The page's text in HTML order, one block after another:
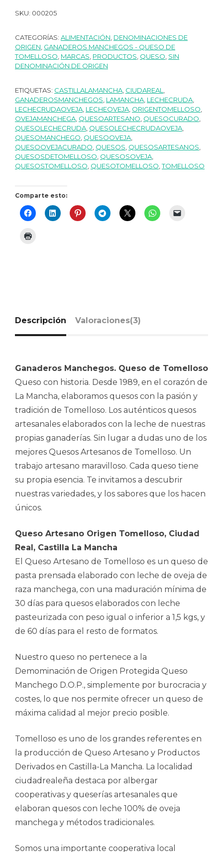
SKU: 000205
CATEGORÍAS: ALIMENTACIÓN, DENOMINACIONES DE
ORIGEN, GANADEROS MANCHEGOS - QUESO DE
TOMELLOSO, MARCAS, PRODUCTOS, QUESO, SIN
DENOMINACIÓN DE ORIGEN
ETIQUETAS: CASTILLALAMANCHA, CIUDAREAL,
GANADEROSMANCHEGOS, LAMANCHA, LECHECRUDA,
LECHECRUDAOVEJA, LECHEOVEJA, ORIGENTOMELLOSO,
OVEJAMANCHEGA, QUESOARTESANO, QUESOCURADO,
QUESOLECHECRUDA, QUESOLECHECRUDAOVEJA,
QUESOMANCHEGO, QUESOOVEJA,
QUESOOVEJACURADO, QUESOS, QUESOSARTESANOS,
QUESOSDETOMELLOSO, QUESOSOVEJA,
QUESOSTOMELLOSO, QUESOTOMELLOSO,TOMELLOSO
Comparte esto:
Descripción Valoraciones(3)
Ganaderos Manchegos. Queso de Tomelloso
Queso con historia. Desde 1989, en el corazón de
La Mancha, elaboramos quesos con la pasión y
tradición de Tomelloso. Los auténticos quesos
artesanales elaborados con la leche de nuestras
propias ganaderías. Sin lugar a dudas uno de los
mejores Quesos Artesanos de Tomelloso. Un
trabajo artesano maravilloso. Cada queso tiene
su propia esencia. Te invitamos a descubrir
nuestras variedades, y los sabores que los hacen
únicos.
Queso Artesano Origen Tomelloso, Ciudad
Real, Castilla La Mancha
El Queso Artesano de Tomelloso es un queso de
pasta prensada elaborado con leche de oveja de
raza manchega, con una maduración mínima de
30 días para quesos elaborados con leche
pasteurizada con peso igual o inferior a 1,5 kgs, y
de 60 días para el resto de formatos.
Nuestro queso no pertenece a la
Demominación de Origen Protegida Queso
Manchego D.O.P., simplemente por burocracia y
costes, lo que nos permite ofrecer un queso de
máxima calidad al mejor precio posible.
Tomelloso es uno de los grandes referentes en
la producción de Queso Artesano y Productos
Derivados en Castilla-La Mancha. La localidad
ciudadrealeña destaca por albergar
cooperativas y queserías artesanales que
elaboran quesos con leche 100% de oveja
manchega y métodos tradicionales.
Somos una importante cooperativa local